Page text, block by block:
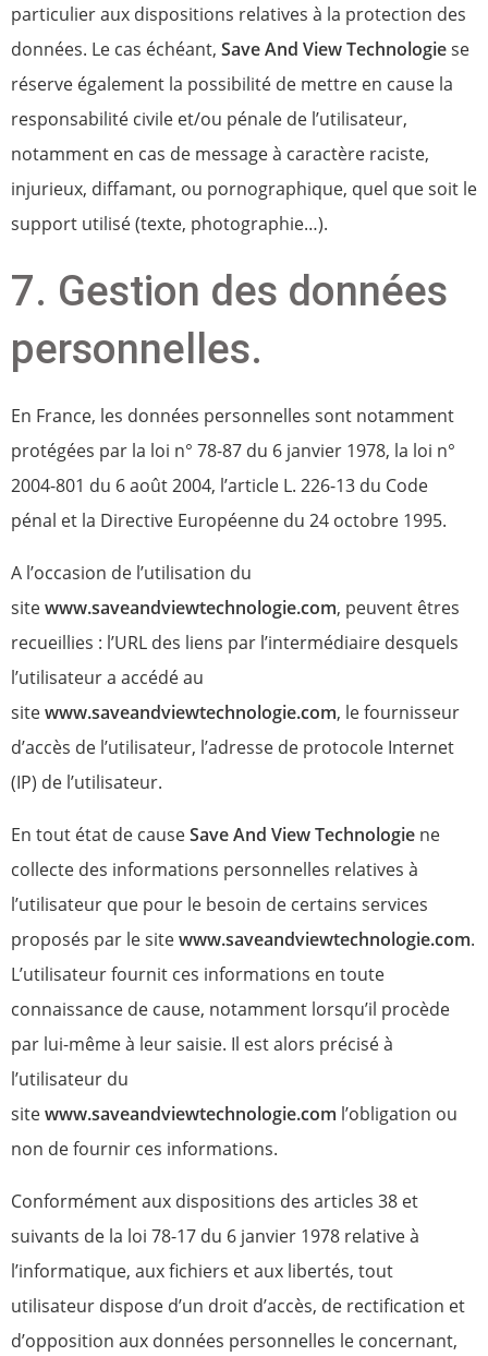
particulier aux dispositions relatives à la protection des
données. Le cas échéant, Save And View Technologiese
réserve également la possibilité de mettre en cause la
responsabilité civile et/ou pénale de l’utilisateur,
notamment en cas de message à caractère raciste,
injurieux, diffamant, ou pornographique, quel que soit le
support utilisé (texte, photographie…).
7. Gestion des données
personnelles.
En France, les données personnelles sont notamment
protégées par la loi n° 78-87 du 6 janvier 1978, la loi n°
2004-801 du 6 août 2004, l’article L. 226-13 du Code
pénal et la Directive Européenne du 24 octobre 1995.
A l’occasion de l’utilisation du
sitewww.saveandviewtechnologie.com, peuvent êtres
recueillies : l’URL des liens par l’intermédiaire desquels
l’utilisateur a accédé au
sitewww.saveandviewtechnologie.com, le fournisseur
d’accès de l’utilisateur, l’adresse de protocole Internet
(IP) de l’utilisateur.
En tout état de causeSave And View Technologie ne
collecte des informations personnelles relatives à
l’utilisateur que pour le besoin de certains services
proposés par le sitewww.saveandviewtechnologie.com.
L’utilisateur fournit ces informations en toute
connaissance de cause, notamment lorsqu’il procède
par lui-même à leur saisie. Il est alors précisé à
l’utilisateur du
sitewww.saveandviewtechnologie.com l’obligation ou
non de fournir ces informations.
Conformément aux dispositions des articles 38 et
suivants de la loi 78-17 du 6 janvier 1978 relative à
l’informatique, aux fichiers et aux libertés, tout
utilisateur dispose d’un droit d’accès, de rectification et
d’opposition aux données personnelles le concernant,